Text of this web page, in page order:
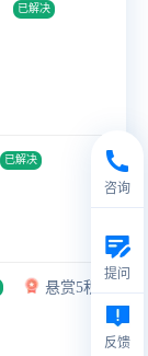
已解决
已解决
悬赏5积分
咨询
提问
反馈